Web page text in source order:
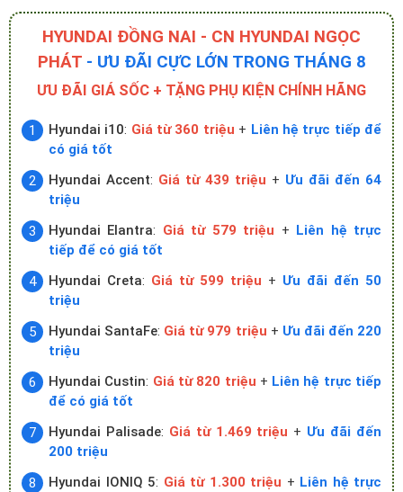
HYUNDAI ĐỒNG NAI - CN HYUNDAI NGỌC
PHÁT- ƯU ĐÃI CỰC LỚN TRONG THÁNG 8
ƯU ĐÃI GIÁ SỐC + TẶNG PHỤ KIỆN CHÍNH HÃNG
Hyundai i10: Giá từ 360 triệu + Liên hệ trực tiếp để
có giá tốt
Hyundai Accent: Giá từ 439 triệu + Ưu đãi đến 64
triệu
Hyundai Elantra: Giá từ 579 triệu + Liên hệ trực
tiếp để có giá tốt
Hyundai Creta: Giá từ 599 triệu + Ưu đãi đến 50
triệu
Hyundai SantaFe: Giá từ 979 triệu + Ưu đãi đến 220
triệu
Hyundai Custin: Giá từ 820 triệu + Liên hệ trực tiếp
để có giá tốt
Hyundai Palisade: Giá từ 1.469 triệu + Ưu đãi đến
200 triệu
Hyundai IONIQ 5: Giá từ 1.300 triệu + Liên hệ trực